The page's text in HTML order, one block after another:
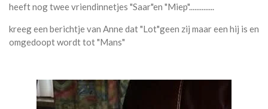
heeft nog twee vriendinnetjes "Saar"en "Miep"..............
kreeg een berichtje van Anne dat "Lot"geen zij maar een hij is en
omgedoopt wordt tot "Mans"